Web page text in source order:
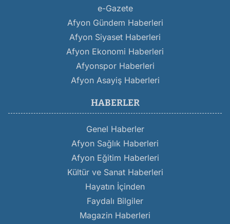
e-Gazete
Afyon Gündem Haberleri
Afyon Siyaset Haberleri
Afyon Ekonomi Haberleri
Afyonspor Haberleri
Afyon Asayiş Haberleri
HABERLER
Genel Haberler
Afyon Sağlık Haberleri
Afyon Eğitim Haberleri
Kültür ve Sanat Haberleri
Hayatın İçinden
Faydalı Bilgiler
Magazin Haberleri